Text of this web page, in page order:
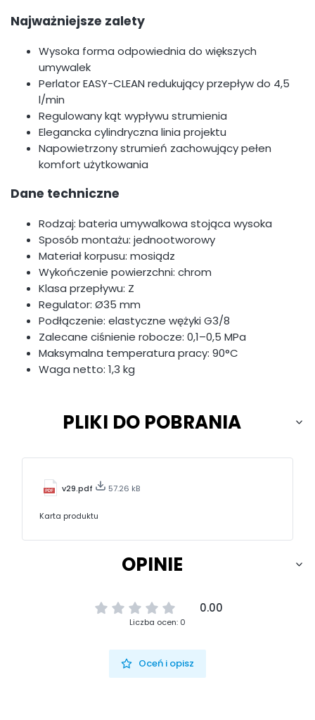
Najważniejsze zalety
Wysoka forma odpowiednia do większych
umywalek
Perlator EASY-CLEAN redukujący przepływ do 4,5
l/min
Regulowany kąt wypływu strumienia
Elegancka cylindryczna linia projektu
Napowietrzony strumień zachowujący pełen
komfort użytkowania
Dane techniczne
Rodzaj: bateria umywalkowa stojąca wysoka
Sposób montażu: jednootworowy
Materiał korpusu: mosiądz
Wykończenie powierzchni: chrom
Klasa przepływu: Z
Regulator: Ø35 mm
Podłączenie: elastyczne wężyki G3/8
Zalecane ciśnienie robocze: 0,1–0,5 MPa
Maksymalna temperatura pracy: 90°C
Waga netto: 1,3 kg
PLIKI DO POBRANIA
v29.pdf 57.26 kB
Karta produktu
OPINIE
0.00
Liczba ocen: 0
Oceń i opisz